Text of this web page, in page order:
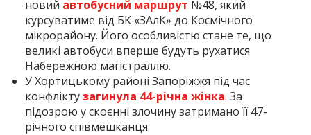
новий автобусний маршрут №48, який
курсуватиме від БК «ЗАлК» до Космічного
мікрорайону. Його особливістю стане те, що
великі автобуси вперше будуть рухатися
Набережною магістраллю.
У Хортицькому районі Запоріжжя під час
конфліктузагинула 44-річна жінка. За
підозрою у скоєнні злочину затримано її 47-
річного співмешканця.